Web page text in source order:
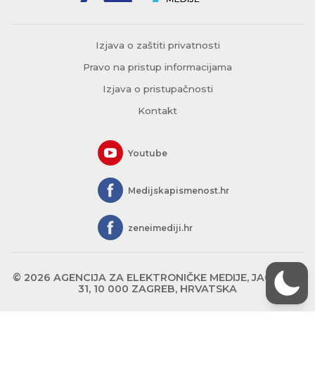
Izjava o zaštiti privatnosti
Pravo na pristup informacijama
Izjava o pristupačnosti
Kontakt
Youtube
Medijskapismenost.hr
zeneimediji.hr
© 2026 AGENCIJA ZA ELEKTRONIČKE MEDIJE, JAGIĆEVA
31, 10 000 ZAGREB, HRVATSKA